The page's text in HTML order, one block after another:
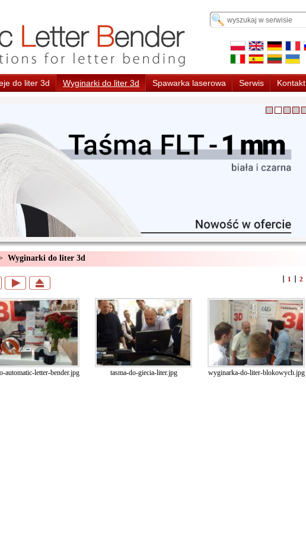
do liter 3d Wyginarki do liter 3d Spawarka laserowa Serwis Kontakt
Wyginarki do liter 3d
1 2
automatic-letter-bender.jpg tasma-do-giecia-liter.jpg wyginarka-do-liter-blokowych.jpg